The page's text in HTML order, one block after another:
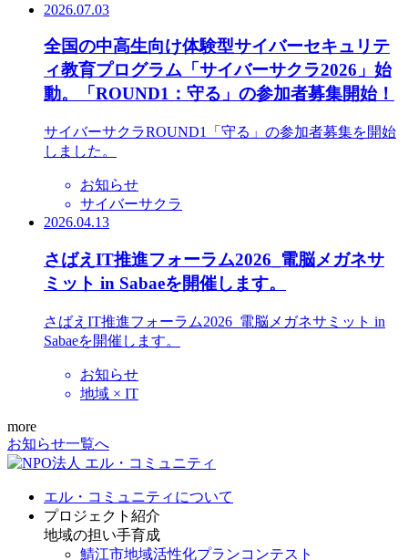
2026.07.03
全国の中高生向け体験型サイバーセキュリテ
ィ教育プログラム「サイバーサクラ2026」始
動。「ROUND1：守る」の参加者募集開始！
サイバーサクラROUND1「守る」の参加者募集を開始
しました。
お知らせ
サイバーサクラ
2026.04.13
さばえIT推進フォーラム2026_電脳メガネサ
ミット in Sabaeを開催します。
さばえIT推進フォーラム2026_電脳メガネサミット in
Sabaeを開催します。
お知らせ
地域 × IT
more
お知らせ一覧へ
エル・コミュニティについて
プロジェクト紹介
地域の担い手育成
鯖江市地域活性化プランコンテスト